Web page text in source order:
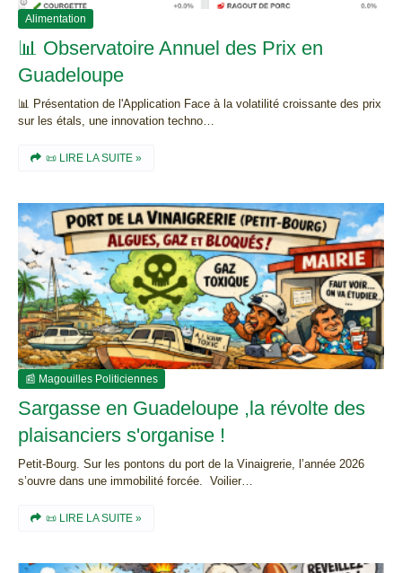
Alimentation
📊 Observatoire Annuel des Prix en
Guadeloupe
📊 Présentation de l'Application Face à la volatilité croissante des prix
sur les étals, une innovation techno…
📜 LIRE LA SUITE »
📰 Magouilles Politiciennes
Sargasse en Guadeloupe ,la révolte des
plaisanciers s'organise !
Petit-Bourg. Sur les pontons du port de la Vinaigrerie, l’année 2026
s’ouvre dans une immobilité forcée. Voilier…
📜 LIRE LA SUITE »